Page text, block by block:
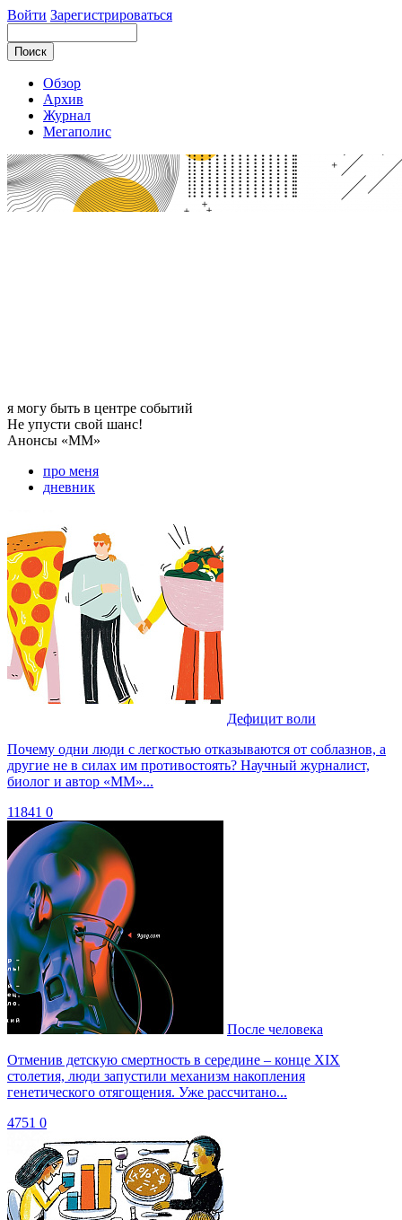
Войти Зарегистрироваться
Обзор
Архив
Журнал
Мегаполис
я могу быть в центре событий
Не упусти свой шанс!
Анонсы «ММ»
про меня
дневник
Дефицит воли
Почему одни люди с легкостью отказываются от соблазнов, а
другие не в силах им противостоять? Научный журналист,
биолог и автор «ММ»...
11841 0
После человека
Отменив детскую смертность в середине – конце XIX
столетия, люди запустили механизм накопления
генетического отягощения. Уже рассчитано...
4751 0